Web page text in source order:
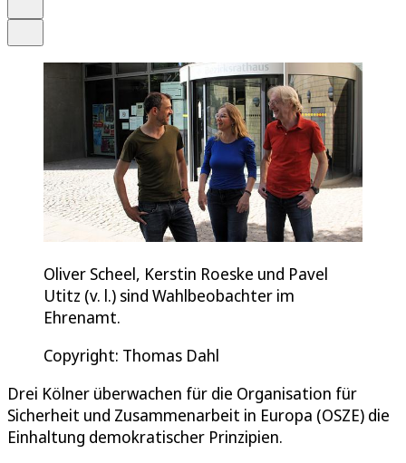
Oliver Scheel, Kerstin Roeske und Pavel
Utitz (v. l.) sind Wahlbeobachter im
Ehrenamt.
Copyright: Thomas Dahl
Drei Kölner überwachen für die Organisation für
Sicherheit und Zusammenarbeit in Europa (OSZE) die
Einhaltung demokratischer Prinzipien.